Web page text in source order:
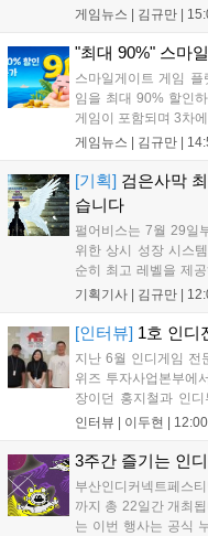
담을 획득할 수 있다.
원 증정한다. 또한 9월
게임뉴스 | 김규만 |
"최대 90%" 스마
스마일게이트 게임
임을 최대 90% 할인
게임이 포함되며 3차
경성 배경의 신작 그
은 공식 페이지에서 확
게임뉴스 | 김규만 |
[기획] 검은사막
습니다
펄어비스는 7월 29일
위한 상시 성장 시스
순히 최고 레벨을 제
아 아카데미 수료, 아
용자는 과제를 완수하
기획기사 | 김규만 |
[인터뷰] 1호 인디
지난 6월 인디게임 전
위즈 투자사업본부에
장이던 홍지철과 인
장이던 이민정이 이사
들어왔다. 서비스 중인...
인터뷰 | 이두현 | 12:00
3주간 즐기는 인
부산인디커넥트페스
까지 총 22일간 개최
는 이번 행사는 공식